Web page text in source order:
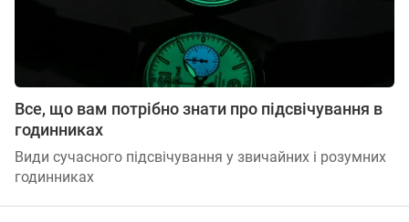
Все, що вам потрібно знати про підсвічування в
годинниках
Види сучасного підсвічування у звичайних і розумних
годинниках